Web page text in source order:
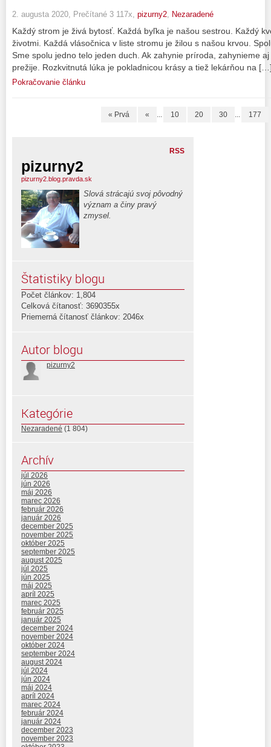
2. augusta 2020, Prečítané 3 117x, pizurny2 Nezaradené
Každý strom je živá bytosť. Každá byľka je našou sestrou. Každý
životmi. Každá vlásočnica v liste stromu je žilou s našou krvou.
Sme spolu jedno telo jeden duch. Ak zahynie príroda, zahynieme
prežije. Rozkvitnutá lúka je pokladnicou krásy a tiež lekárňou na
Pokračovanie článku
« Prvá « 10 20 30 177
RSS
pizurny2
pizurny2.blog.pravda.sk
Slová strácajú svoj pôvodný
význam a činy pravý
zmysel.
Štatistiky blogu
Počet článkov: 1,804
Celková čítanosť: 3690355x
Priemerná čítanosť článkov: 2046x
Autor blogu
pizurny2
Kategórie
Nezaradené (1 804)
Archív
júl 2026
jún 2026
máj 2026
marec 2026
február 2026
január 2026
december 2025
november 2025
október 2025
september 2025
august 2025
júl 2025
jún 2025
máj 2025
apríl 2025
marec 2025
február 2025
január 2025
december 2024
november 2024
október 2024
september 2024
august 2024
júl 2024
jún 2024
máj 2024
apríl 2024
marec 2024
február 2024
január 2024
december 2023
november 2023